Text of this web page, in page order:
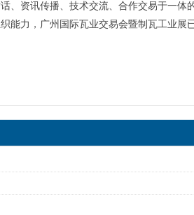
、资讯传播、技术交流、合作交易于一
能力，广州国际瓦业交易会暨制瓦工业